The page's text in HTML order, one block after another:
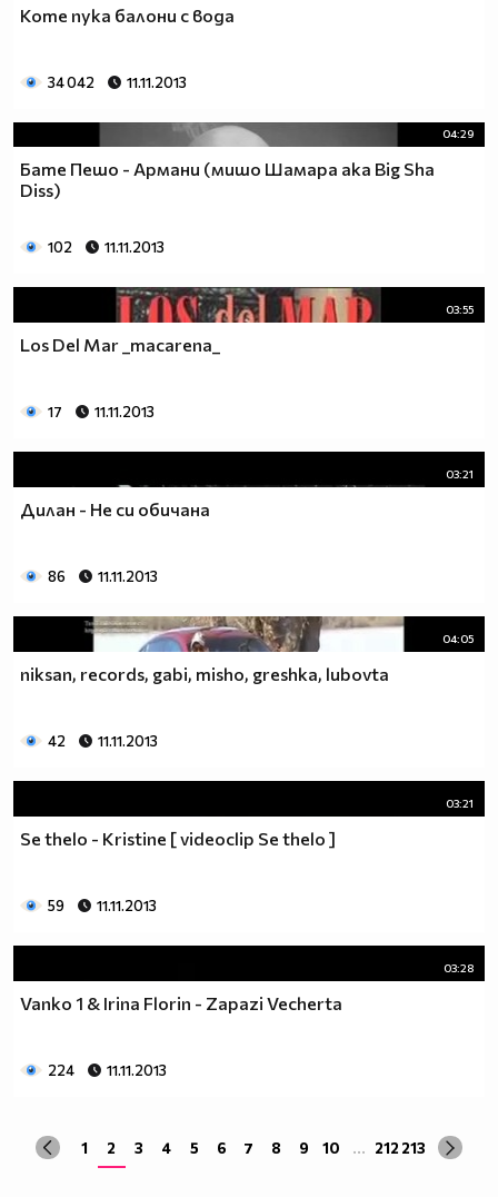
Коте пука балони с вода
34 042 11.11.2013
04:29
Бате Пешо - Армани (мишо Шамара aka Big Sha
Diss)
102 11.11.2013
03:55
Los Del Mar _macarena_
17 11.11.2013
03:21
Дилан - Не си обичана
86 11.11.2013
04:05
niksan, records, gabi, misho, greshka, lubovta
42 11.11.2013
03:21
Se thelo - Kristine [ videoclip Se thelo ]
59 11.11.2013
03:28
Vanko 1 & Irina Florin - Zapazi Vecherta
224 11.11.2013
1 2 3 4 5 6 7 8 9 10 ... 212 213